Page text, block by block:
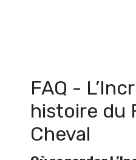
FAQ -
histoire du
Cheval